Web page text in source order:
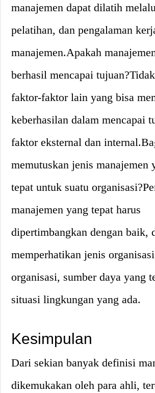
manajemen dapat dilatih
pelatihan, dan pengalaman
manajemen.Apakah
berhasil mencapai tujuan?
faktor-faktor lain yang bisa
keberhasilan dalam mencapai
faktor eksternal dan internal.
memutuskan jenis manajemen
tepat untuk suatu organisasi?
manajemen yang tepat harus
dipertimbangkan dengan baik,
memperhatikan jenis
organisasi, sumber daya yang
situasi lingkungan yang ada.
Kesimpulan
Dari sekian banyak definisi
dikemukakan oleh para ahli,